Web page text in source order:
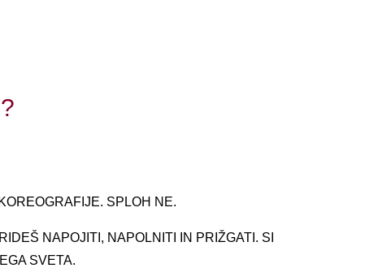
SPLOH NE.
NAPOJITI, NAPOLNITI IN PRIŽGATI. SI
SVETA.